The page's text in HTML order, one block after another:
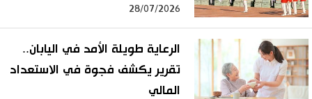
28/07/2026
الرعاية طويلة الأمد في اليابان..
تقرير يكشف فجوة في الاستعداد
المالي